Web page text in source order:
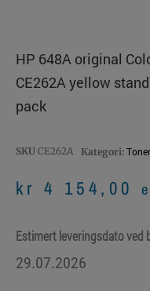
HP 648A original
CE262A yellow
pack
SKU CE262A Kategori:
kr 4 154,00
Estimert leveringsdato ved
29.07.2026